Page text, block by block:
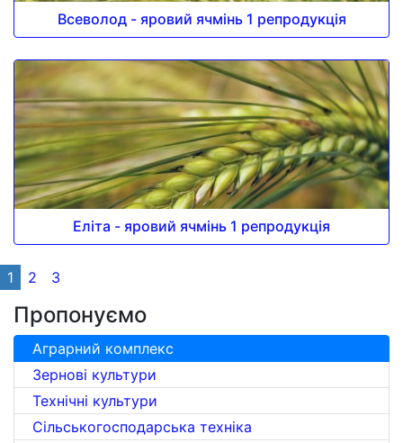
Всеволод - яровий ячмінь 1 репродукція
Еліта - яровий ячмінь 1 репродукція
1 2 3
Пропонуємо
Аграрний комплекс
Зернові культури
Технічні культури
Сільськогосподарська техніка